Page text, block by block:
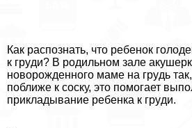
Как распознать, что ребенок
к гpyди? В родильном зале
новорожденного маме на гpyдь
поближе к соску, это помогает
прикладывание ребенка к гpyди.